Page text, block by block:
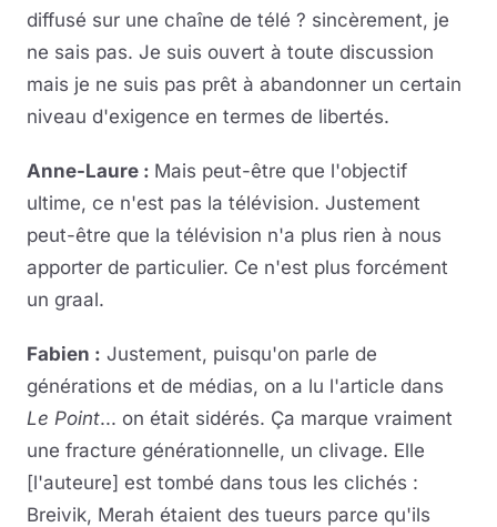
diffusé sur une chaîne de télé ? sincèrement, je
ne sais pas. Je suis ouvert à toute discussion
mais je ne suis pas prêt à abandonner un certain
niveau d'exigence en termes de libertés.
Anne-Laure : Mais peut-être que l'objectif
ultime, ce n'est pas la télévision. Justement
peut-être que la télévision n'a plus rien à nous
apporter de particulier. Ce n'est plus forcément
un graal.
Fabien : Justement, puisqu'on parle de
générations et de médias, on a lu l'article dans
Le Point... on était sidérés. Ça marque vraiment
une fracture générationnelle, un clivage. Elle
[l'auteure] est tombé dans tous les clichés :
Breivik, Merah étaient des tueurs parce qu'ils